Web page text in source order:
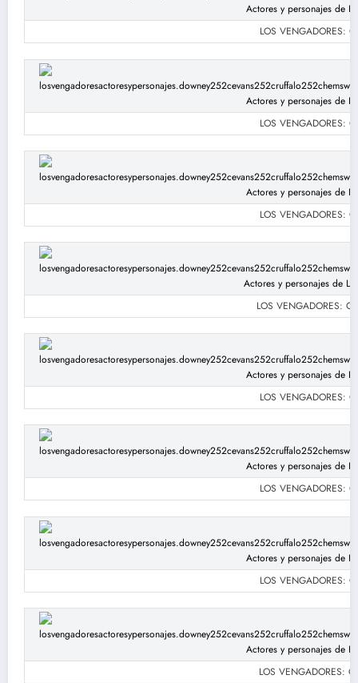
LOS VENGADORES:
LOS VENGADORES:
LOS VENGADORES:
LOS VENGADORES:
LOS VENGADORES:
LOS VENGADORES:
LOS VENGADORES:
LOS VENGADORES: